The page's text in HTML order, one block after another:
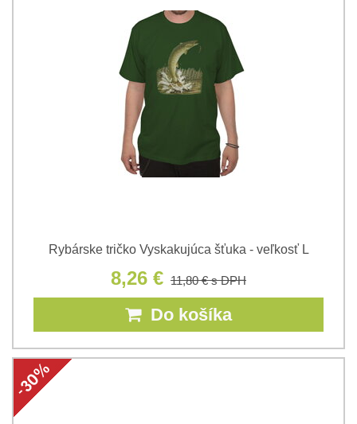
Rybárske tričko Vyskakujúca šťuka - veľkosť L
8,26 € 11,80 €s DPH
Do košíka